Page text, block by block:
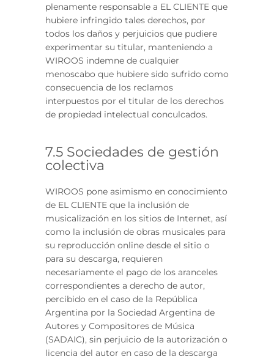
plenamente responsable a EL CLIENTE que
hubiere infringido tales derechos, por
todos los daños y perjuicios que pudiere
experimentar su titular, manteniendo a
WIROOS indemne de cualquier
menoscabo que hubiere sido sufrido como
consecuencia de los reclamos
interpuestos por el titular de los derechos
de propiedad intelectual conculcados.
7.5 Sociedades de gestión
colectiva
WIROOS pone asimismo en conocimiento
de EL CLIENTE que la inclusión de
musicalización en los sitios de Internet, así
como la inclusión de obras musicales para
su reproducción online desde el sitio o
para su descarga, requieren
necesariamente el pago de los aranceles
correspondientes a derecho de autor,
percibido en el caso de la República
Argentina por la Sociedad Argentina de
Autores y Compositores de Música
(SADAIC), sin perjuicio de la autorización o
licencia del autor en caso de la descarga